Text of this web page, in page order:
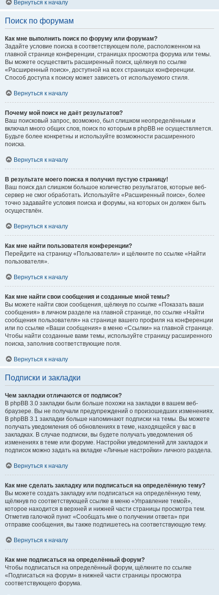
Вернуться к началу
Поиск по форумам
Как мне выполнить поиск по форуму или форумам?
Задайте условие поиска в соответствующем поле, расположенном на
главной странице конференции, страницах просмотра форума или темы.
Вы можете осуществить расширенный поиск, щёлкнув по ссылке
«Расширенный поиск», доступной на всех страницах конференции.
Способ доступа к поиску может зависеть от используемого стиля.
Вернуться к началу
Почему мой поиск не даёт результатов?
Ваш поисковый запрос, возможно, был слишком неопределённым и
включал много общих слов, поиск по которым в phpBB не осуществляется.
Будьте более конкретны и используйте возможности расширенного
поиска.
Вернуться к началу
В результате моего поиска я получил пустую страницу!
Ваш поиск дал слишком большое количество результатов, которые веб-
сервер не смог обработать. Используйте «Расширенный поиск», более
точно задавайте условия поиска и форумы, на которых он должен быть
осуществлён.
Вернуться к началу
Как мне найти пользователя конференции?
Перейдите на страницу «Пользователи» и щёлкните по ссылке «Найти
пользователя».
Вернуться к началу
Как мне найти свои сообщения и созданные мной темы?
Вы можете найти свои сообщения, щёлкнув по ссылке «Показать ваши
сообщения» в личном разделе на главной странице, по ссылке «Найти
сообщения пользователя» на странице вашего профиля на конференции
или по ссылке «Ваши сообщения» в меню «Ссылки» на главной странице.
Чтобы найти созданные вами темы, используйте страницу расширенного
поиска, заполнив соответствующие поля.
Вернуться к началу
Подписки и закладки
Чем закладки отличаются от подписок?
В phpBB 3.0 закладки были больше похожи на закладки в вашем веб-
браузере. Вы не получали предупреждений о произошедших изменениях.
В phpBB 3.1 закладки больше напоминают подписки на темы. Вы можете
получать уведомления об обновлениях в теме, находящейся у вас в
закладках. В случае подписки, вы будете получать уведомления об
изменениях в теме или форуме. Настройки уведомлений для закладок и
подписок можно задать на вкладке «Личные настройки» личного раздела.
Вернуться к началу
Как мне сделать закладку или подписаться на определённую тему?
Вы можете создать закладку или подписаться на определённую тему,
щёлкнув по соответствующей ссылке в меню «Управление темой»,
которое находится в верхней и нижней части страницы просмотра тем.
Отметив галочкой пункт «Сообщать мне о получении ответа» при
отправке сообщения, вы также подпишетесь на соответствующую тему.
Вернуться к началу
Как мне подписаться на определённый форум?
Чтобы подписаться на определённый форум, щёлкните по ссылке
«Подписаться на форум» в нижней части страницы просмотра
соответствующего форума.